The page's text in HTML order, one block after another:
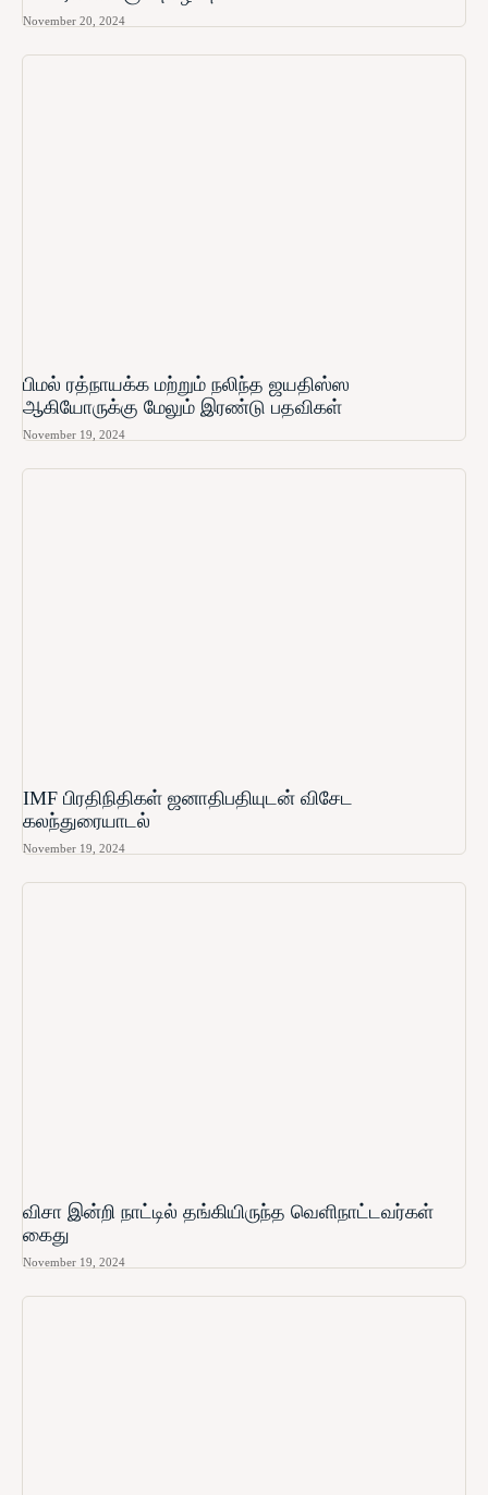
November 20, 2024
பிமல் ரத்நாயக்க மற்றும் நலிந்த ஜயதிஸ்ஸ
ஆகியோருக்கு மேலும் இரண்டு பதவிகள்
November 19, 2024
IMF பிரதிநிதிகள் ஜனாதிபதியுடன் விசேட
கலந்துரையாடல்
November 19, 2024
விசா இன்றி நாட்டில் தங்கியிருந்த வெளிநாட்டவர்கள்
கைது
November 19, 2024